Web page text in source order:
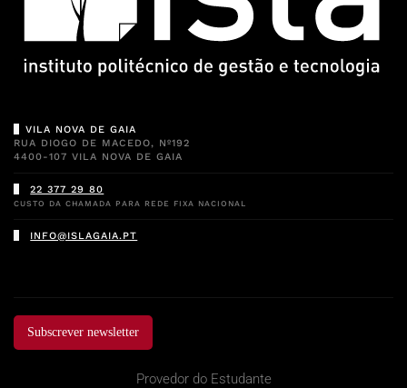
VILA NOVA DE GAIA
RUA DIOGO DE MACEDO, Nº192
4400-107 VILA NOVA DE GAIA
22 377 29 80
CUSTO DA CHAMADA PARA REDE FIXA NACIONAL
INFO@ISLAGAIA.PT
Subscrever newsletter
Provedor do Estudante